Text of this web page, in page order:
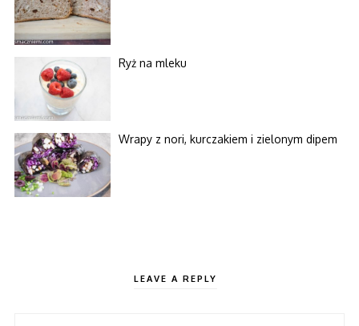
Ryż na mleku
Wrapy z nori, kurczakiem i zielonym dipem
LEAVE A REPLY